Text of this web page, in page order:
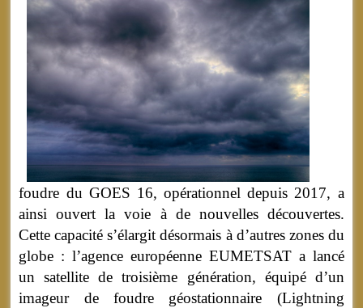
foudre du GOES 16, opérationnel depuis 2017, a
ainsi ouvert la voie à de nouvelles découvertes.
Cette capacité s’élargit désormais à d’autres zones du
globe : l’agence européenne EUMETSAT a lancé
un satellite de troisième génération, équipé d’un
imageur de foudre géostationnaire (Lightning